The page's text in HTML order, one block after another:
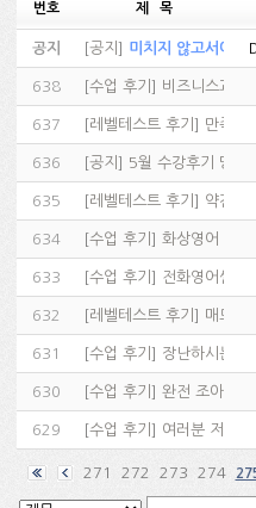
번호 제 목
공지 [공지 ] 미치지 않고서야
638 [수업 후기 ] 비즈니스과
637 [레벨테스트 후기 ] 만족
636 [공지 ] 5월 수강후기 당첨
635 [레벨테스트 후기 ] 약간
634 [수업 후기 ] 화상영어 감
633 [수업 후기 ] 전화영어싼곳…
632 [레벨테스트 후기 ] 매드포
631 [수업 후기 ] 장난하시는것
630 [수업 후기 ] 완전 조아요
629 [수업 후기 ] 여러분 저처
271 272 273 274